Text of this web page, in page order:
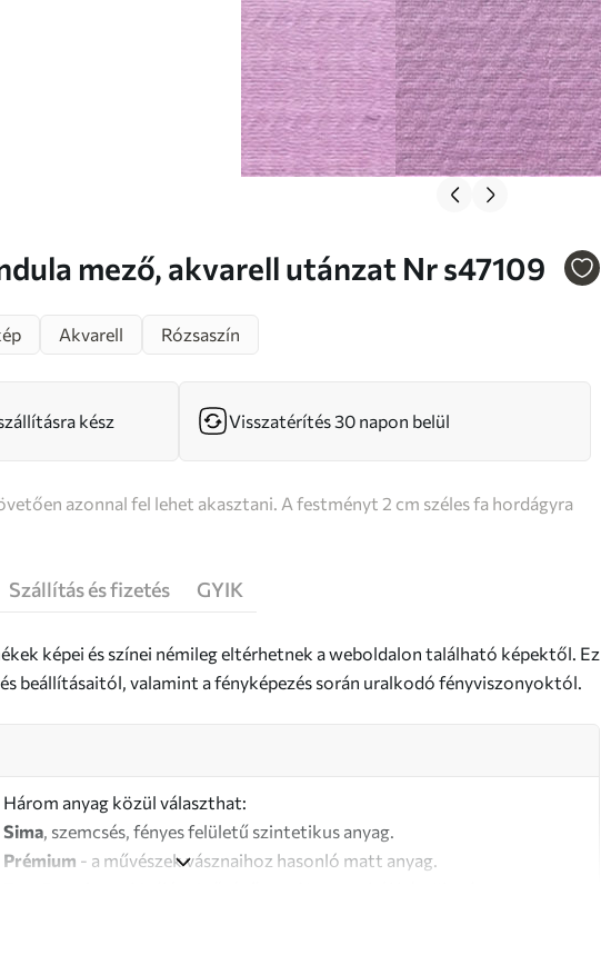
Levendula mező, akvarell utánzat Nr s47109
Akvarell Rózsaszín
kész Visszatérítés 30 napon belül
azonnal fel lehet akasztani. A festményt 2 cm széles fa hordágyra
Szállítás és fizetés GYIK
képei és színei némileg eltérhetnek a weboldalon található képektől. Ez
beállításaitól, valamint a fényképezés során uralkodó fényviszonyoktól.
Három anyag közül választhat:
Sima, szemcsés, fényes felületű szintetikus anyag.
Prémium - a művészek vásznaihoz hasonló matt anyag.